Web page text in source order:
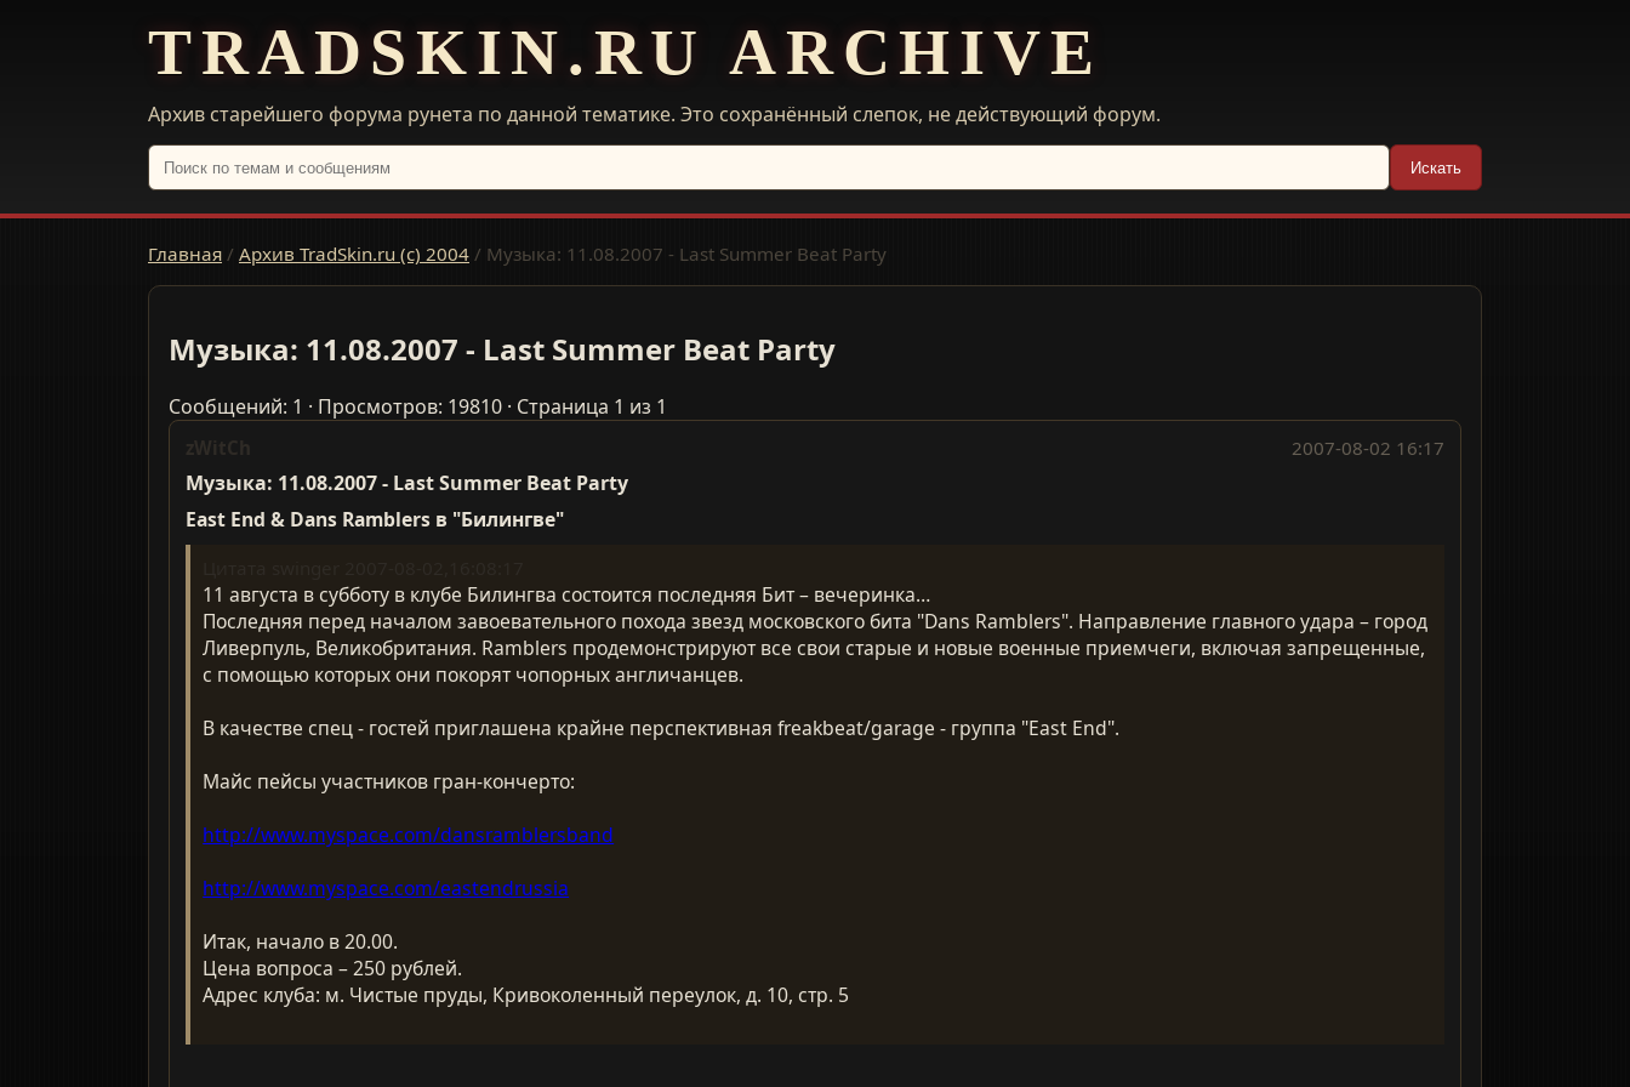
TRADSKIN.RU ARCHIVE
Архив старейшего форума рунета по данной тематике. Это сохранённый слепок, не действующий форум.
Искать
Главная / Архив TradSkin.ru (с) 2004 / Музыка: 11.08.2007 - Last Summer Beat Party
Музыка: 11.08.2007 - Last Summer Beat Party
Сообщений: 1 · Просмотров: 19810 · Страница 1 из 1
zWitCh 2007-08-02 16:17
Музыка: 11.08.2007 - Last Summer Beat Party
East End & Dans Ramblers в "Билингве"
11 августа в субботу в клубе Билингва состоится последняя Бит – вечеринка…
Последняя перед началом завоевательного похода звезд московского бита "Dans Ramblers". Направление главного удара – город
Ливерпуль, Великобритания. Ramblers продемонстрируют все свои старые и новые военные приемчеги, включая запрещенные,
с помощью которых они покорят чопорных англичанцев.
В качестве спец - гостей приглашена крайне перспективная freakbeat/garage - группа "East End".
Майс пейсы участников гран-кончерто:
http://www.myspace.com/dansramblersband
http://www.myspace.com/eastendrussia
Итак, начало в 20.00.
Цена вопроса – 250 рублей.
Адрес клуба: м. Чистые пруды, Кривоколенный переулок, д. 10, стр. 5